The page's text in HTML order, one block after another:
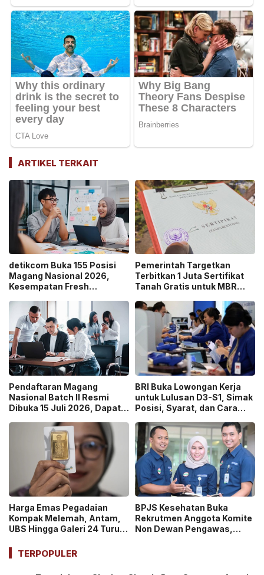
ARTIKEL TERKAIT
detikcom Buka 155 Posisi
Magang Nasional 2026,
Kesempatan Fresh
Media Digital!
Pemerintah Targetkan
Terbitkan 1 Juta Sertifikat
Tanah Gratis untuk MBR
Pendaftaran Magang
Nasional Batch II Resmi
Dibuka 15 Juli 2026, Dapat
BRI Buka Lowongan Kerja
untuk Lulusan D3-S1, Simak
Posisi, Syarat, dan Cara
Harga Emas Pegadaian
Kompak Melemah, Antam,
UBS Hingga Galeri 24 Turun
BPJS Kesehatan Buka
Rekrutmen Anggota Komite
Non Dewan Pengawas,
TERPOPULER